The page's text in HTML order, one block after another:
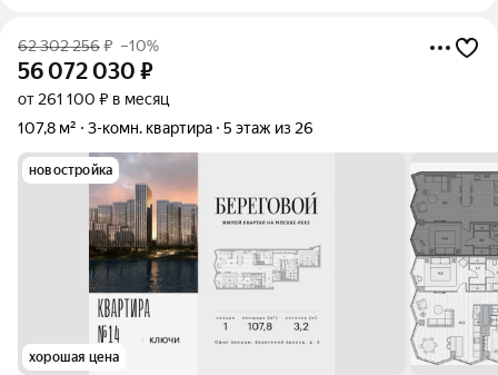
62 302 256₽ –10%
56 072 030 ₽
от 261 100 ₽ в месяц
107,8 м²
3-комн. квартира 5 этаж из 26
новостройка
хорошая цена